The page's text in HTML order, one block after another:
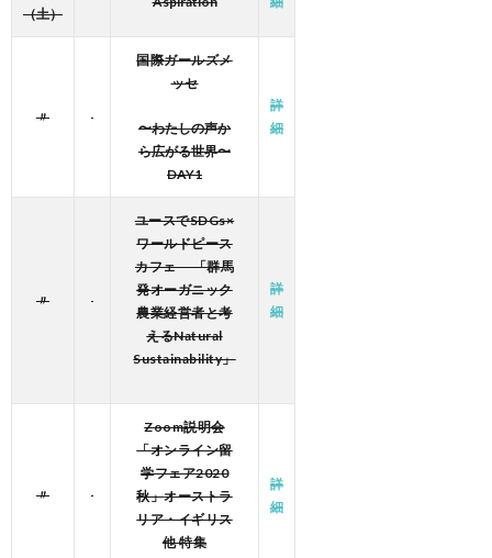
（土）
〃
国際ガールズメ
ッセ
〜わたしの声か
ら広がる世界〜
DAY1
詳
細
〃
ユースでSDGs×
ワールドピース
カフェ 「群馬
発オーガニック
農業経営者と考
えるNatural
Sustainability」
詳
細
〃
Zoom説明会
「オンライン留
学フェア2020
秋」オーストラ
リア・イギリス
他 特集
詳
細